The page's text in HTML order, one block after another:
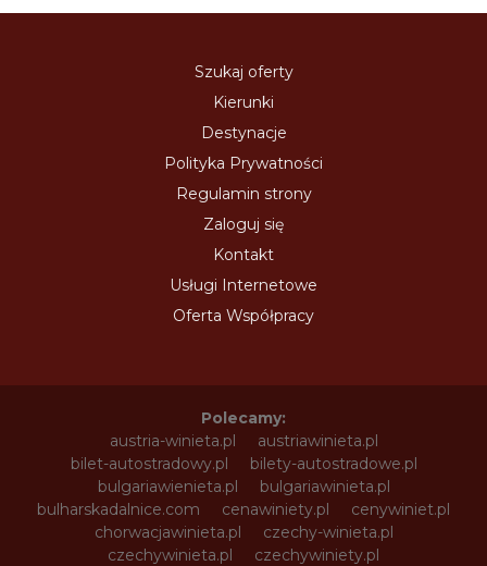
Szukaj oferty
Kierunki
Destynacje
Polityka Prywatności
Regulamin strony
Zaloguj się
Kontakt
Usługi Internetowe
Oferta Współpracy
Polecamy:
austria-winieta.pl
austriawinieta.pl
bilet-autostradowy.pl
bilety-autostradowe.pl
bulgariawienieta.pl
bulgariawinieta.pl
bulharskadalnice.com
cenawiniety.pl
cenywiniet.pl
chorwacjawinieta.pl
czechy-winieta.pl
czechywinieta.pl
czechywiniety.pl